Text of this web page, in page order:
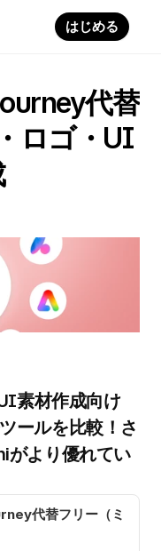
はじめる
代替
ロゴ・UI
素材作成向け
ールを比較！さ
がより優れてい
代替フリー（ミ